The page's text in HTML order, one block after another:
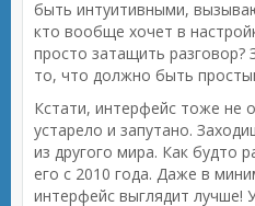
быть интуитивными,
кто вообще хочет в
просто затащить
то, что должно быть
Кстати, интерфейс тоже не
устарело и запутано.
из другого мира. Как будто
его с 2010 года. Даже в
интерфейс выглядит лучше!